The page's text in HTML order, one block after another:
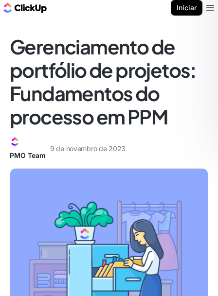
Iniciar
Gerenciamento de
portfólio de projetos:
Fundamentos do
processo em PPM
PMO Team
9 de novembro de 2023